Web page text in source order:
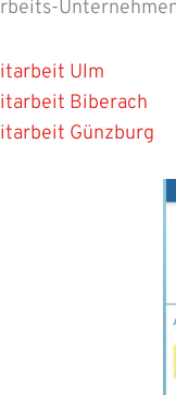
Ulm
Biberach
Günzburg